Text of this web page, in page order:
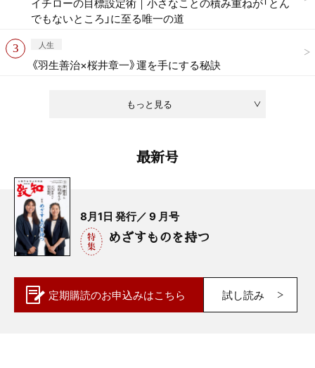
もっと見る
でもないところ」に至る唯一の道
人生
《羽生善治×桜井章一》運を手にする秘訣
最新号
8月1日 発行／ 9 月号
めざすものを持つ
定期購読のお申込みはこちら 試し読み